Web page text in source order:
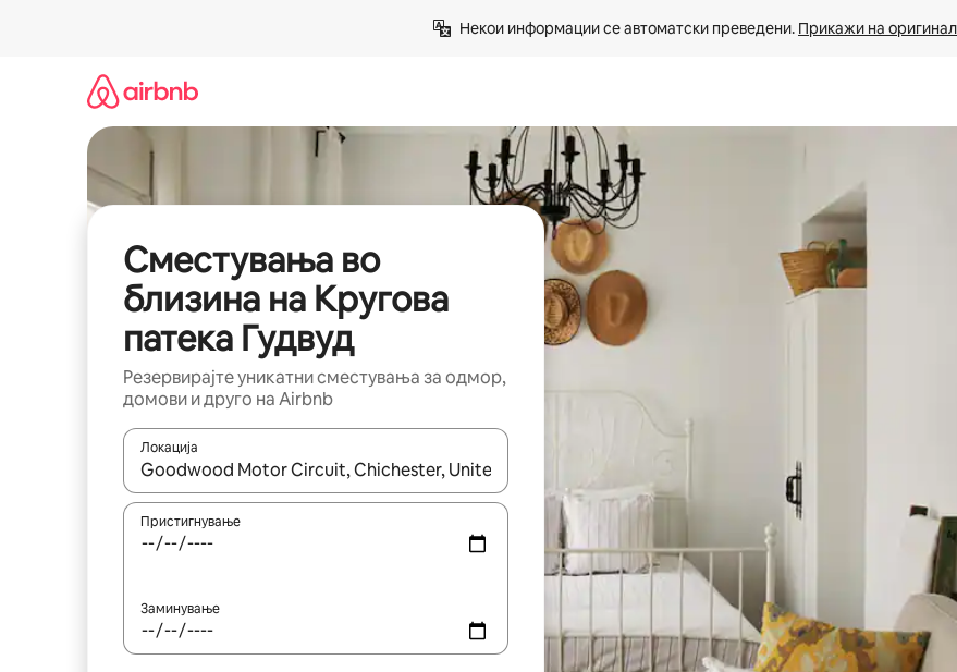
Некои информации се автоматски преведени. Прикажи на
Сместувања во
близина на Кругова
патека Гудвуд
Резервирајте уникатни сместувања за одмор,
домови и друго на Airbnb
Локација
Кога резултатите се достапни, движете се со копчињата со стрелки нагоре и надолу или истражувајте со
Пристигнување
Заминување